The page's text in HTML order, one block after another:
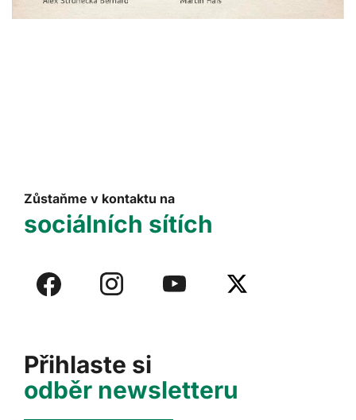
Přihlaste si
odběr newsletteru
Zůstaňme v kontaktu na
sociálních sítích